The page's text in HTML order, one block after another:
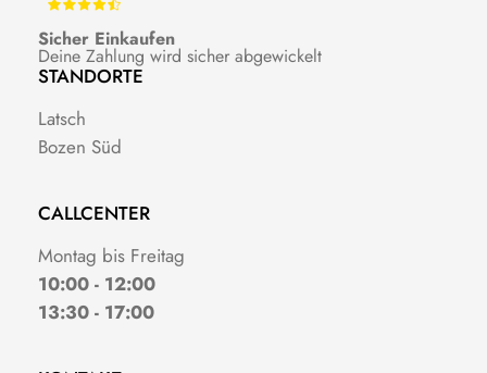
Sicher Einkaufen
Deine Zahlung wird sicher abgewickelt
STANDORTE
Latsch
Bozen Süd
CALLCENTER
Montag bis Freitag
10:00 - 12:00
13:30 - 17:00